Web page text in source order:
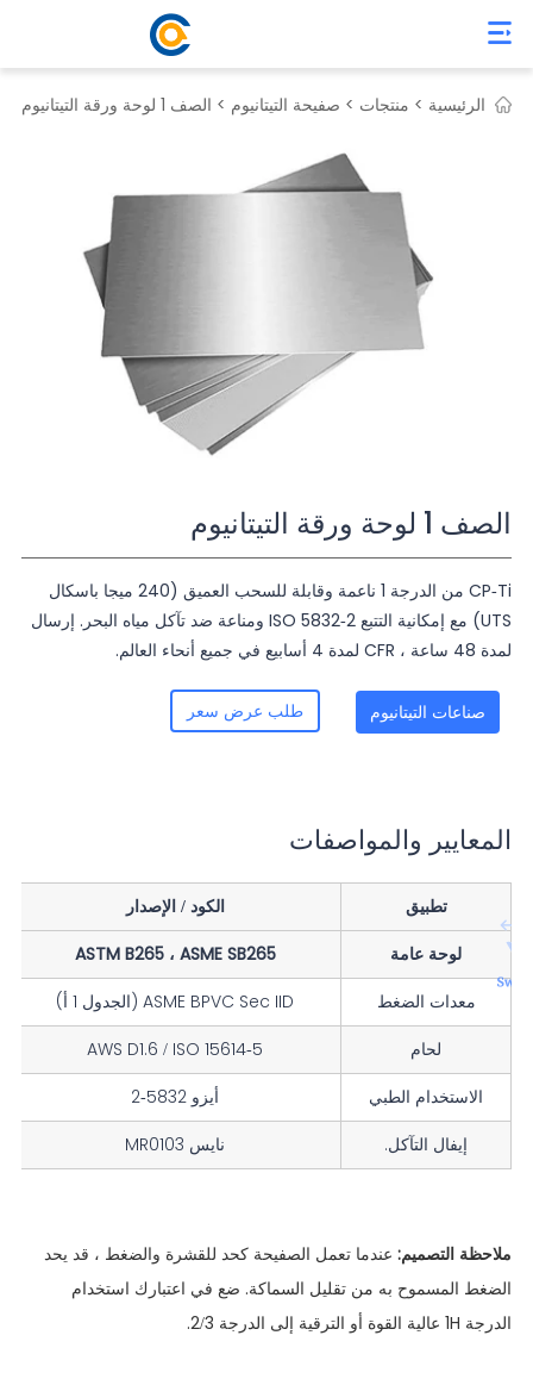
الرئيسية > منتجات > صفيحة التيتانيوم > الصف 1 لوحة ورقة التيتانيوم
الصف 1 لوحة ورقة التيتانيوم
CP-Ti من الدرجة 1 ناعمة وقابلة للسحب العميق (240 ميجا باسكال
UTS) مع إمكانية التتبع ISO 5832-2 ومناعة ضد تآكل مياه البحر. إرسال
لمدة 48 ساعة ، CFR لمدة 4 أسابيع في جميع أنحاء العالم.
صناعات التيتانيوم طلب عرض سعر
المعايير والمواصفات
تطبيق
الكود / الإصدار
لوحة عامة
ASTM B265 ، ASME SB265
معدات الضغط
ASME BPVC Sec IID (الجدول 1 أ)
لحام
AWS D1.6 / ISO 15614-5
الاستخدام الطبي
أيزو 5832-2
إيفال التآكل.
نايس MR0103
ملاحظة التصميم:عندما تعمل الصفيحة كحد للقشرة والضغط ، قد يحد
الضغط المسموح به من تقليل السماكة. ضع في اعتبارك استخدام
الدرجة 1H عالية القوة أو الترقية إلى الدرجة 2/3.